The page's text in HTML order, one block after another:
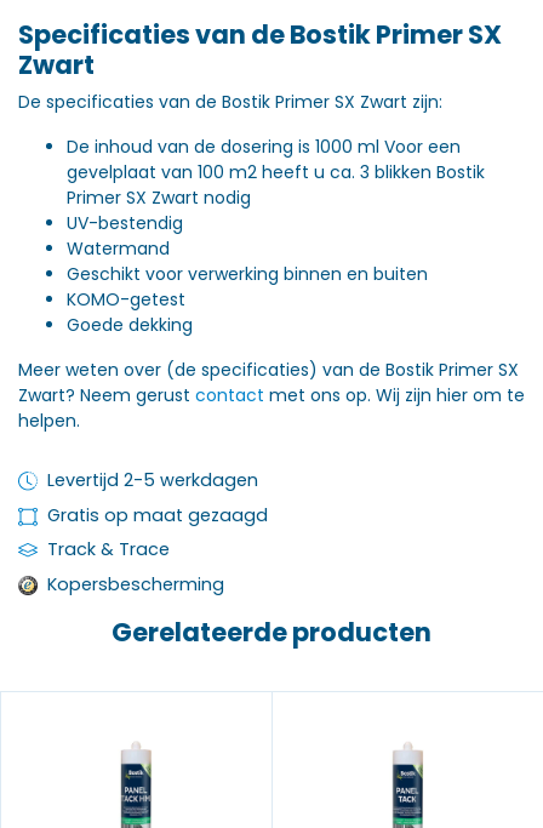
Specificaties van de Bostik Primer SX
Zwart
De specificaties van de Bostik Primer SX Zwart zijn:
De inhoud van de dosering is 1000 ml Voor een
gevelplaat van 100 m2 heeft u ca. 3 blikken Bostik
Primer SX Zwart nodig
UV-bestendig
Watermand
Geschikt voor verwerking binnen en buiten
KOMO-getest
Goede dekking
Meer weten over (de specificaties) van de Bostik Primer SX
Zwart? Neem gerust contact met ons op. Wij zijn hier om te
helpen.
Levertijd 2-5 werkdagen
Gratis op maat gezaagd
Track & Trace
Kopersbescherming
Gerelateerde producten